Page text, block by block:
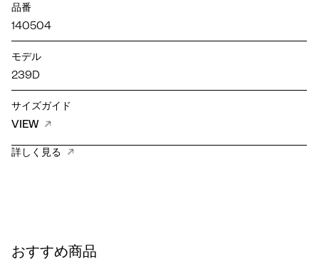
品番
140504
モデル
239D
サイズガイド
VIEW
詳しく見る
おすすめ商品